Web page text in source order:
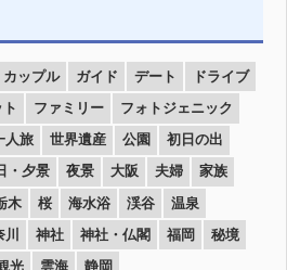
カップル ガイド デート
ドライブ
ファミリー
フォトジェニック
人旅 世界遺産 公園
初日の出
・夕景 夜景 大阪 夫婦
家族
木 桜 海水浴 渓谷
温泉
神社 神社・仏閣 福岡
秘境
光 雲海 静岡